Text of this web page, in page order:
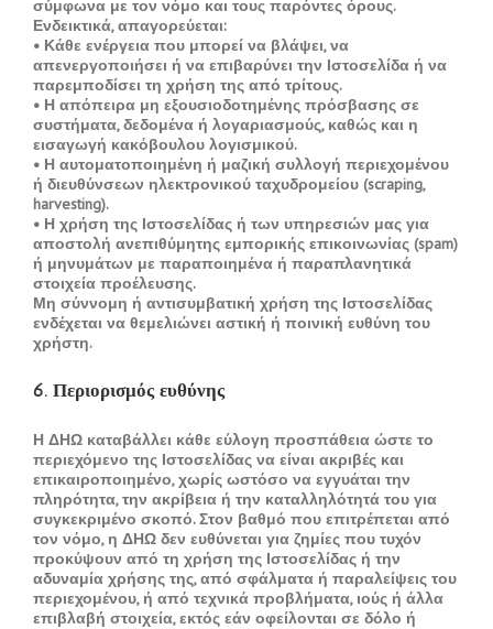
σύμφωνα με τον νόμο και τους παρόντες όρους.
Ενδεικτικά, απαγορεύεται:
• Κάθε ενέργεια που μπορεί να βλάψει, να
απενεργοποιήσει ή να επιβαρύνει την Ιστοσελίδα ή να
παρεμποδίσει τη χρήση της από τρίτους.
• Η απόπειρα μη εξουσιοδοτημένης πρόσβασης σε
συστήματα, δεδομένα ή λογαριασμούς, καθώς και η
εισαγωγή κακόβουλου λογισμικού.
• Η αυτοματοποιημένη ή μαζική συλλογή περιεχομένου
ή διευθύνσεων ηλεκτρονικού ταχυδρομείου (scraping,
harvesting).
• Η χρήση της Ιστοσελίδας ή των υπηρεσιών μας για
αποστολή ανεπιθύμητης εμπορικής επικοινωνίας (spam)
ή μηνυμάτων με παραποιημένα ή παραπλανητικά
στοιχεία προέλευσης.
Μη σύννομη ή αντισυμβατική χρήση της Ιστοσελίδας
ενδέχεται να θεμελιώνει αστική ή ποινική ευθύνη του
χρήστη.
6. Περιορισμός ευθύνης
Η ΔΗΩ καταβάλλει κάθε εύλογη προσπάθεια ώστε το
περιεχόμενο της Ιστοσελίδας να είναι ακριβές και
επικαιροποιημένο, χωρίς ωστόσο να εγγυάται την
πληρότητα, την ακρίβεια ή την καταλληλότητά του για
συγκεκριμένο σκοπό. Στον βαθμό που επιτρέπεται από
τον νόμο, η ΔΗΩ δεν ευθύνεται για ζημίες που τυχόν
προκύψουν από τη χρήση της Ιστοσελίδας ή την
αδυναμία χρήσης της, από σφάλματα ή παραλείψεις του
περιεχομένου, ή από τεχνικά προβλήματα, ιούς ή άλλα
επιβλαβή στοιχεία, εκτός εάν οφείλονται σε δόλο ή